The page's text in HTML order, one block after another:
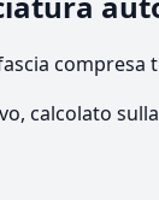
compresa
sulla